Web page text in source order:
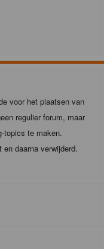
voor het plaatsen van
regulier forum, maar
topics te maken.
daarna verwijderd.